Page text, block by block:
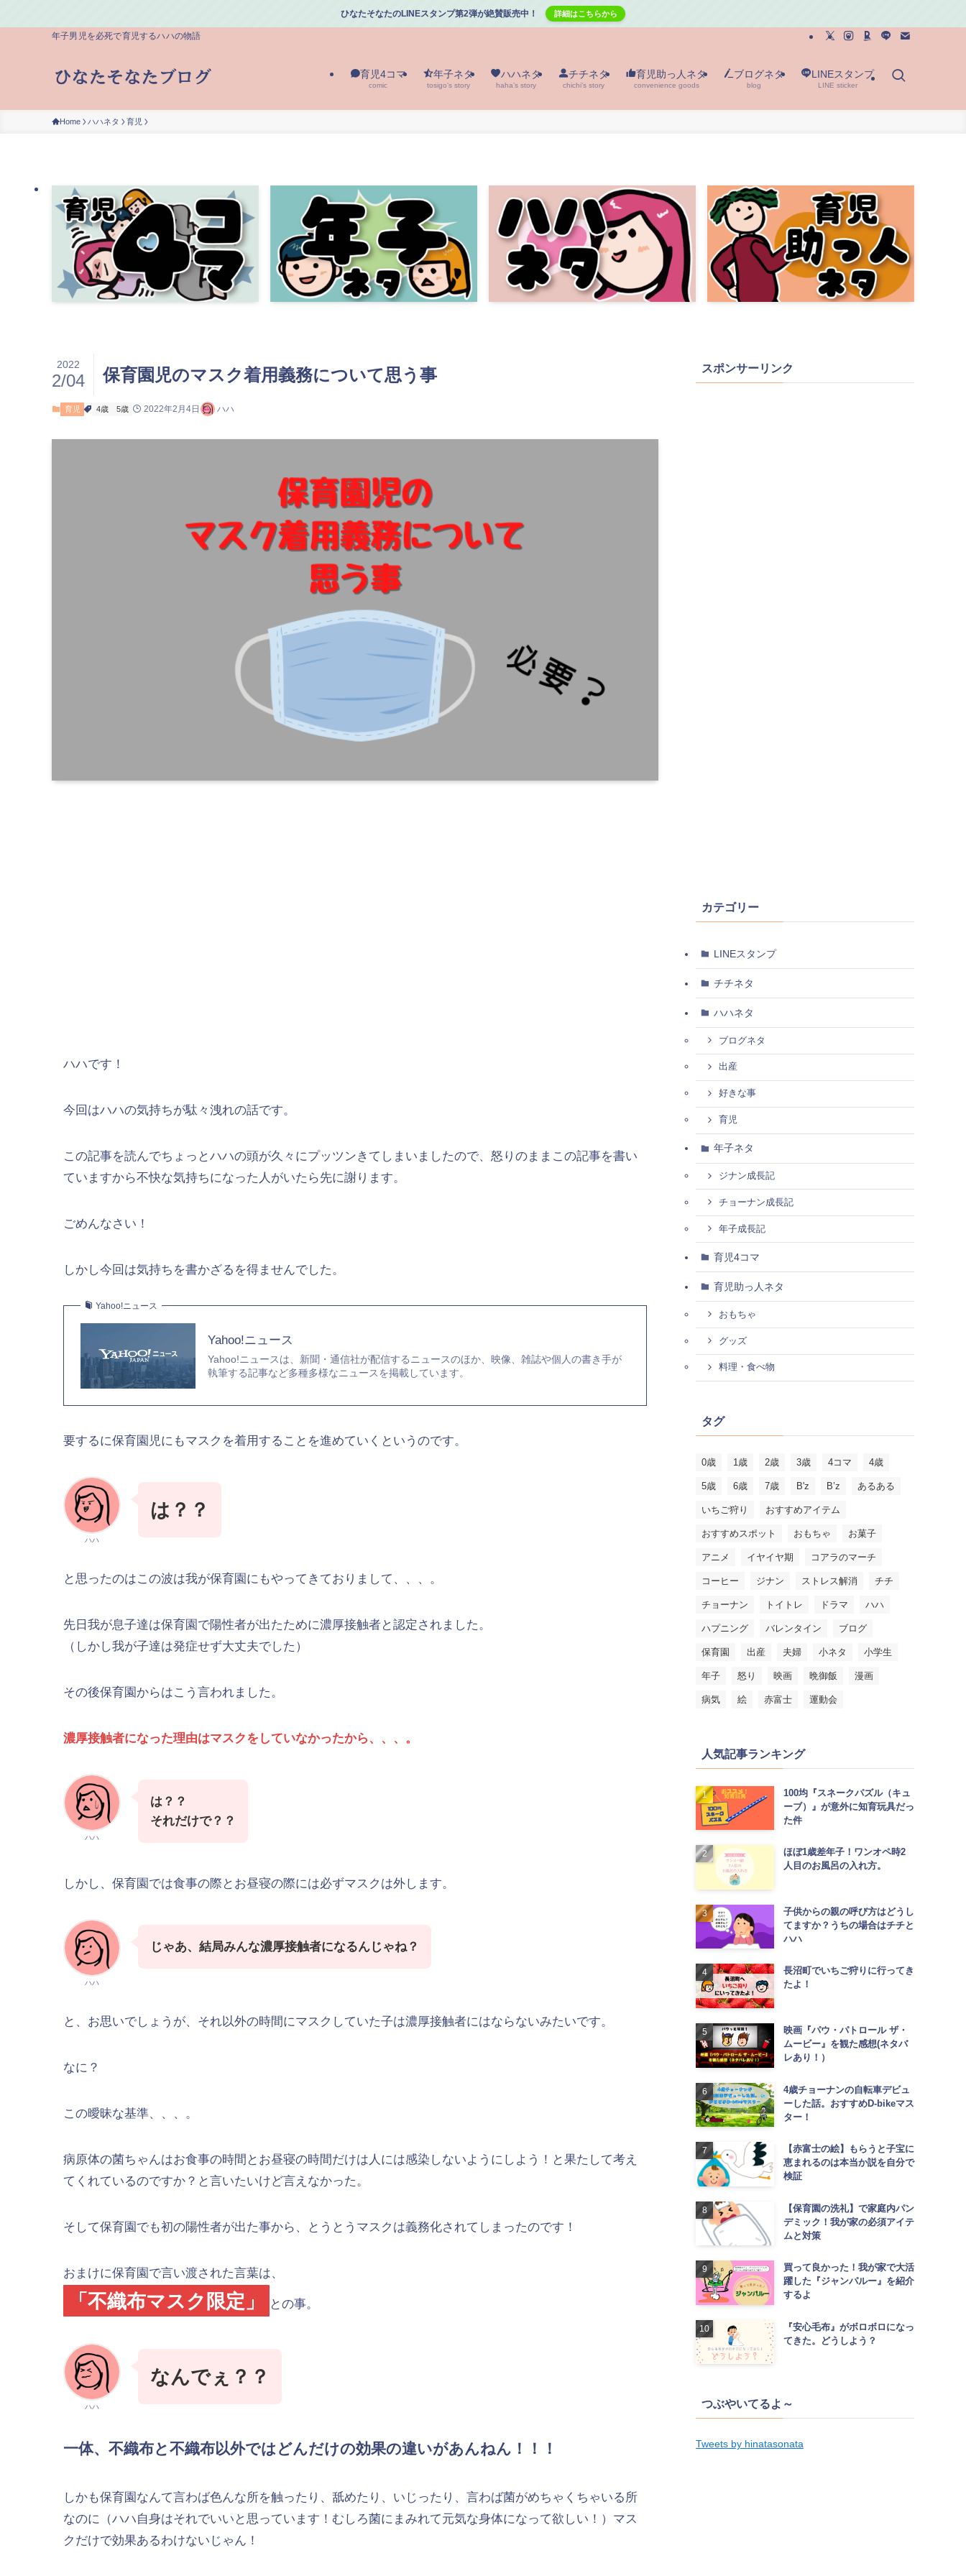
ひなたそなたのLINEスタンプ第2弾が絶賛販売中！ 詳細はこちらから
年子男児を必死で育児するハハの物語
育児4コマ
comic
年子ネタ
tosigo’s story
ハハネタ
haha’s story
チチネタ
chichi’s story
育児助っ人ネタ
convenience goods
ブログネタ
blog
LINEスタンプ
LINE sticker
Home ハハネタ 育児
保育園児のマスク着用義務について思う事
2022
2/04
育児 4歳 5歳 2022年2月4日 ハハ
ハハです！
今回はハハの気持ちが駄々洩れの話です。
この記事を読んでちょっとハハの頭が久々にプッツンきてしまいましたので、怒りのままこの記事を書い
ていますから不快な気持ちになった人がいたら先に謝ります。
ごめんなさい！
しかし今回は気持ちを書かざるを得ませんでした。
Yahoo!ニュース
Yahoo!ニュース
Yahoo!ニュースは、新聞・通信社が配信するニュースのほか、映像、雑誌や個人の書き手が
執筆する記事など多種多様なニュースを掲載しています。
要するに保育園児にもマスクを着用することを進めていくというのです。
ハハ
は？？
と思ったのはこの波は我が保育園にもやってきておりまして、、、。
先日我が息子達は保育園で陽性者が出たために濃厚接触者と認定されました。
（しかし我が子達は発症せず大丈夫でした）
その後保育園からはこう言われました。
濃厚接触者になった理由はマスクをしていなかったから、、、。
ハハ
は？？
それだけで？？
しかし、保育園では食事の際とお昼寝の際には必ずマスクは外します。
ハハ
じゃあ、結局みんな濃厚接触者になるんじゃね？
と、お思いでしょうが、それ以外の時間にマスクしていた子は濃厚接触者にはならないみたいです。
なに？
この曖昧な基準、、、。
病原体の菌ちゃんはお食事の時間とお昼寝の時間だけは人には感染しないようにしよう！と果たして考え
てくれているのですか？と言いたいけど言えなかった。
そして保育園でも初の陽性者が出た事から、とうとうマスクは義務化されてしまったのです！
おまけに保育園で言い渡された言葉は、
「不織布マスク限定」 との事。
ハハ
なんでぇ？？
一体、不織布と不織布以外ではどんだけの効果の違いがあんねん！！！
しかも保育園なんて言わば色んな所を触ったり、舐めたり、いじったり、言わば菌がめちゃくちゃいる所
なのに（ハハ自身はそれでいいと思っています！むしろ菌にまみれて元気な身体になって欲しい！）マス
クだけで効果あるわけないじゃん！
スポンサーリンク
カテゴリー
LINEスタンプ
チチネタ
ハハネタ
ブログネタ
出産
好きな事
育児
年子ネタ
ジナン成長記
チョーナン成長記
年子成長記
育児4コマ
育児助っ人ネタ
おもちゃ
グッズ
料理・食べ物
タグ
0歳 1歳 2歳 3歳 4コマ 4歳
5歳 6歳 7歳 B'z B’z あるある
いちご狩り おすすめアイテム
おすすめスポット おもちゃ お菓子
アニメ イヤイヤ期 コアラのマーチ
コーヒー ジナン ストレス解消 チチ
チョーナン トイトレ ドラマ ハハ
ハプニング バレンタイン ブログ
保育園 出産 夫婦 小ネタ 小学生
年子 怒り 映画 晩御飯 漫画
病気 絵 赤富士 運動会
人気記事ランキング
100均『スネークパズル（キュ
ーブ）』が意外に知育玩具だっ
た件
ほぼ1歳差年子！ワンオペ時2
人目のお風呂の入れ方。
子供からの親の呼び方はどうし
てますか？うちの場合はチチと
ハハ
長沼町でいちご狩りに行ってき
たよ！
映画『パウ・パトロール ザ・
ムービー』を観た感想(ネタバ
レあり！）
4歳チョーナンの自転車デビュ
ーした話。おすすめD-bikeマス
ター！
【赤富士の絵】もらうと子宝に
恵まれるのは本当か説を自分で
検証
【保育園の洗礼】で家庭内パン
デミック！我が家の必須アイテ
ムと対策
買って良かった！我が家で大活
躍した『ジャンパルー』を紹介
するよ
『安心毛布』がボロボロになっ
てきた。どうしよう？
つぶやいてるよ～
Tweets by hinatasonata